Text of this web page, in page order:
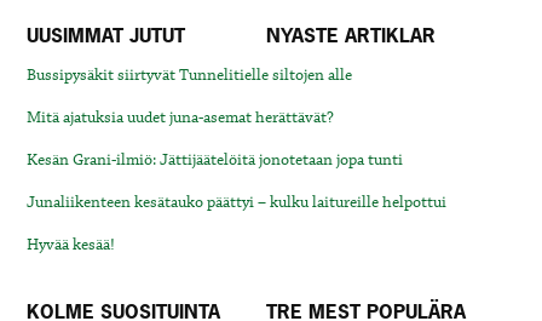
UUSIMMAT JUTUT NYASTE ARTIKLAR
Bussipysäkit siirtyvät Tunnelitielle siltojen alle
Mitä ajatuksia uudet juna-asemat herättävät?
Kesän Grani-ilmiö: Jättijäätelöitä jonotetaan jopa tunti
Junaliikenteen kesätauko päättyi – kulku laitureille helpottui
Hyvää kesää!
KOLME SUOSITUINTA TRE MEST POPULÄRA